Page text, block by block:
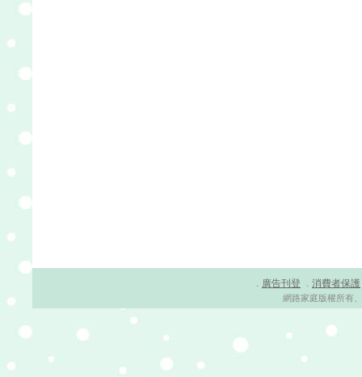
． 廣告刊登 ． 消費者保護
網路家庭版權所有